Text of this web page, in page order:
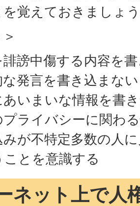
を覚えておきましょ
誹謗中傷する内容を
な発言を書き込まない
あいまいな情報を書
プライバシーに関わ
みが不特定多数の人
ことを意識する
ネット上で人